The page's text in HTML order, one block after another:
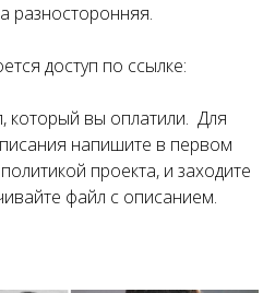
разносторонняя.
доступ по ссылке:
который вы оплатили. Для
напишите в первом
проекта, и заходите
файл с описанием.